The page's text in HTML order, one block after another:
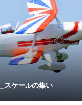
スケールの集い